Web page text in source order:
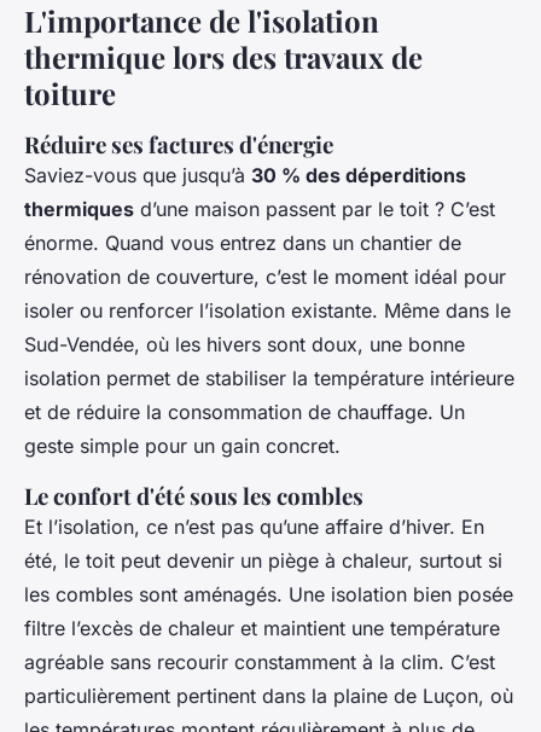
L'importance de l'isolation
thermique lors des travaux de
toiture
Réduire ses factures d'énergie
Saviez-vous que jusqu’à 30 % des déperditions
thermiques d’une maison passent par le toit ? C’est
énorme. Quand vous entrez dans un chantier de
rénovation de couverture, c’est le moment idéal pour
isoler ou renforcer l’isolation existante. Même dans le
Sud-Vendée, où les hivers sont doux, une bonne
isolation permet de stabiliser la température intérieure
et de réduire la consommation de chauffage. Un
geste simple pour un gain concret.
Le confort d'été sous les combles
Et l’isolation, ce n’est pas qu’une affaire d’hiver. En
été, le toit peut devenir un piège à chaleur, surtout si
les combles sont aménagés. Une isolation bien posée
filtre l’excès de chaleur et maintient une température
agréable sans recourir constamment à la clim. C’est
particulièrement pertinent dans la plaine de Luçon, où